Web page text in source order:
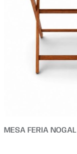
MESA FERIA NOGAL